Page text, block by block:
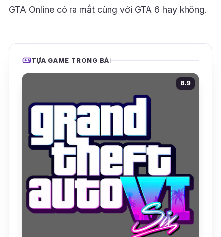
GTA Online có ra mắt cùng với GTA 6 hay không.
TỰA GAME TRONG BÀI
8.9